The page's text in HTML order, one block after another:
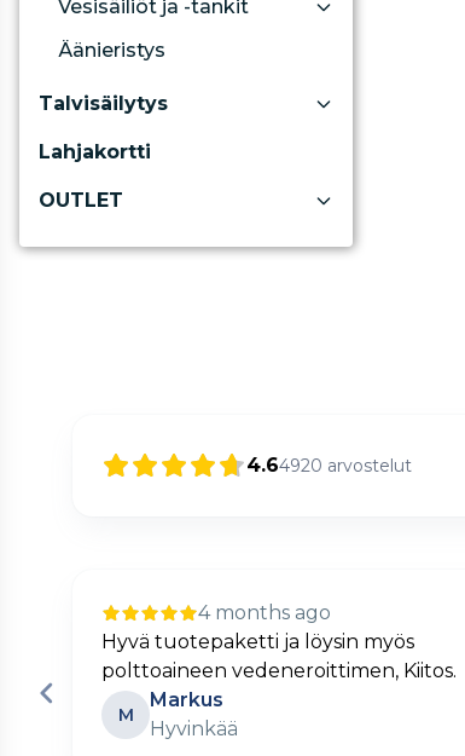
Vesisäiliöt ja -tankit
Äänieristys
Talvisäilytys
Lahjakortti
OUTLET
4.64920 arvostelut
4 months ago
Nopea ja kätevä verkkokauppa.
M
Matti
Turku